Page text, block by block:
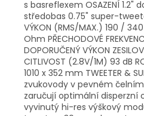
s basreflexem OSAZENÍ
středobas 0.75" super-
VÝKON (RMS/MAX.) 190 /
Ohm PŘECHODOVÉ
DOPORUČENÝ VÝKON
CITLIVOST (2.8V/1M) 93 dB
1010 x 352 mm TWEETER &
zvukovody v pevném
zaručují optimální disperzní
vyvinutý hi-res výškový